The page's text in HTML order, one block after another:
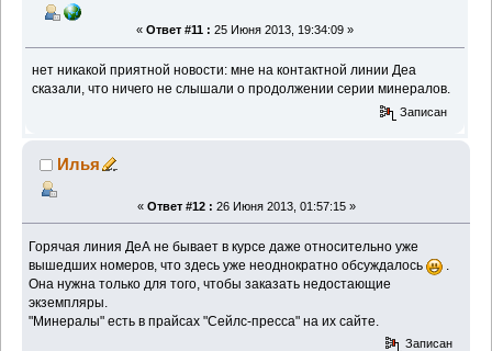
« Ответ #11 : 25 Июня 2013, 19:34:09 »
нет никакой приятной новости: мне на контактной линии Деа
сказали, что ничего не слышали о продолжении серии минералов.
Записан
Илья
« Ответ #12 : 26 Июня 2013, 01:57:15 »
Горячая линия ДеА не бывает в курсе даже относительно уже
вышедших номеров, что здесь уже неоднократно обсуждалось
Она нужна только для того, чтобы заказать недостающие
экземпляры.
"Минералы" есть в прайсах "Сейлс-пресса" на их сайте.
Записан